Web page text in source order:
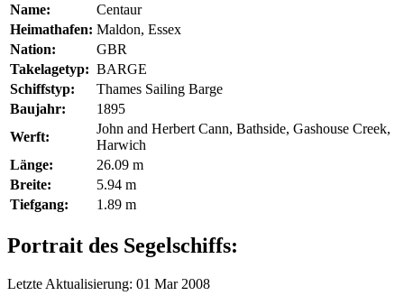
Name:
Centaur
Heimathafen: Maldon, Essex
Nation:
GBR
Takelagetyp: BARGE
Schiffstyp:
Thames Sailing Barge
Baujahr:
1895
Werft:
John and Herbert Cann, Bathside, Gashouse Creek,
Harwich
Länge:
26.09 m
Breite:
5.94 m
Tiefgang:
1.89 m
Portrait des Segelschiffs:
Letzte Aktualisierung: 01 Mar 2008